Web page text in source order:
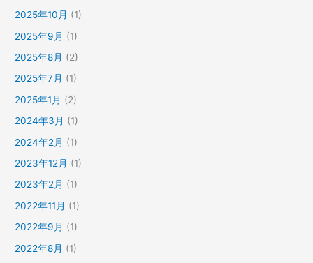
2025年10月 (1)
2025年9月 (1)
2025年8月 (2)
2025年7月 (1)
2025年1月 (2)
2024年3月 (1)
2024年2月 (1)
2023年12月 (1)
2023年2月 (1)
2022年11月 (1)
2022年9月 (1)
2022年8月 (1)